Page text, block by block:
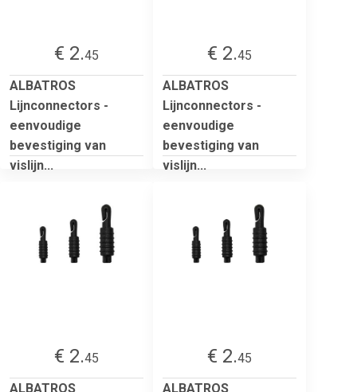
€ 2.45
ALBATROS
Lijnconnectors -
eenvoudige
bevestiging van
vislijn...
€ 2.45
ALBATROS
Lijnconnectors -
eenvoudige
bevestiging van
vislijn...
€ 2.45
ALBATROS
€ 2.45
ALBATROS